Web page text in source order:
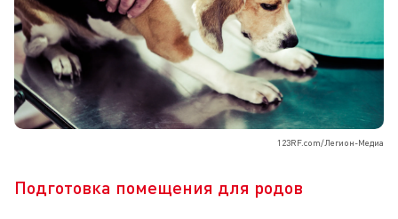
123RF.com/Легион-Медиа
Подготовка помещения для родов